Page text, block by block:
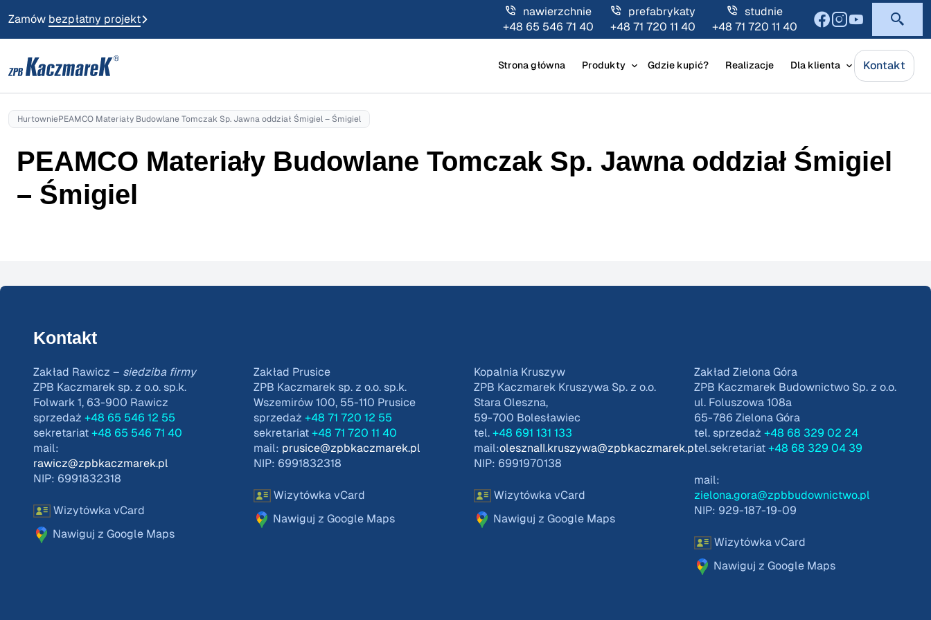
Zamów bezpłatny projekt
nawierzchnie
+48 65 546 71 40
prefabrykaty
+48 71 720 11 40
studnie
+48 71 720 11 40
Strona główna Produkty Gdzie kupić? Realizacje Dla klienta Kontakt
HurtowniePEAMCO Materiały Budowlane Tomczak Sp. Jawna oddział Śmigiel – Śmigiel
PEAMCO Materiały Budowlane Tomczak Sp. Jawna oddział Śmigiel
– Śmigiel
Kontakt
Zakład Rawicz – siedziba firmy
ZPB Kaczmarek sp. z o.o. sp.k.
Folwark 1, 63-900 Rawicz
sprzedaż +48 65 546 12 55
sekretariat +48 65 546 71 40
mail:
rawicz@zpbkaczmarek.pl
NIP: 6991832318
Wizytówka vCard
Nawiguj z Google Maps
Zakład Prusice
ZPB Kaczmarek sp. z o.o. sp.k.
Wszemirów 100, 55-110 Prusice
sprzedaż +48 71 720 12 55
sekretariat +48 71 720 11 40
mail: prusice@zpbkaczmarek.pl
NIP: 6991832318
Wizytówka vCard
Nawiguj z Google Maps
Kopalnia Kruszyw
ZPB Kaczmarek Kruszywa Sp. z o.o.
Stara Oleszna,
59-700 Bolesławiec
tel. +48 691 131 133
mail:olesznaII.kruszywa@zpbkaczmarek.pl
NIP: 6991970138
Wizytówka vCard
Nawiguj z Google Maps
Zakład Zielona Góra
ZPB Kaczmarek Budownictwo Sp. z o.o.
ul. Foluszowa 108a
65-786 Zielona Góra
tel. sprzedaż +48 68 329 02 24
tel.sekretariat +48 68 329 04 39
mail:
zielona.gora@zpbbudownictwo.pl
NIP: 929-187-19-09
Wizytówka vCard
Nawiguj z Google Maps